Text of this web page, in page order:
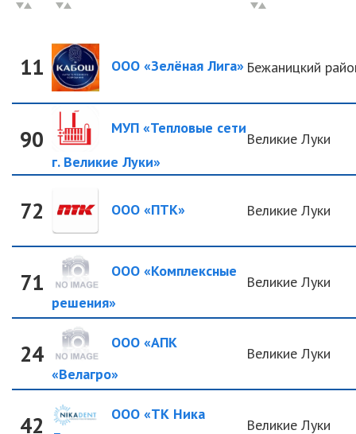
11 ООО «Зелёная Лига» Бежаницкий
90
МУП «Тепловые сети
г. Великие Луки»
Великие Луки
72 ООО «ПТК» Великие Луки
71
ООО «Комплексные
решения»
Великие Луки
24
ООО «АПК
«Велагро»
Великие Луки
42
ООО «ТК Ника
Великие Луки